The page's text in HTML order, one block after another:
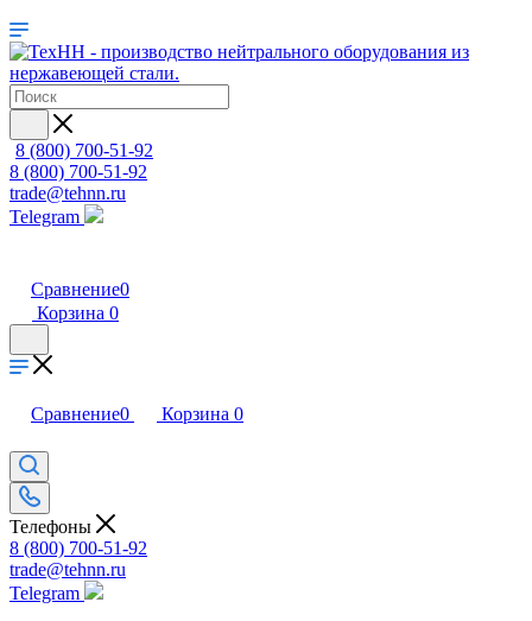
8 (800) 700-51-92
8 (800) 700-51-92
trade@tehnn.ru
Telegram
Сравнение0
Корзина 0
Сравнение0 Корзина 0
Телефоны
8 (800) 700-51-92
trade@tehnn.ru
Telegram